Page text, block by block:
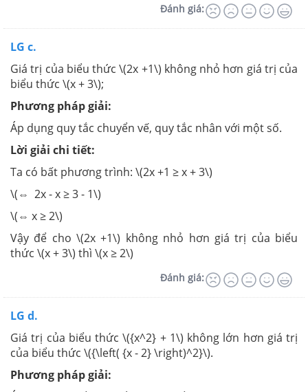
Đánh giá:
LG c.
Giá trị của biểu thức \(2x +1\) không nhỏ hơn giá trị của
biểu thức \(x + 3\);
Phương pháp giải:
Áp dụng quy tắc chuyển vế, quy tắc nhân với một số.
Lời giải chi tiết:
Ta có bất phương trình: \(2x +1 ≥ x + 3\)
\(⇔ 2x - x ≥ 3 - 1\)
\(⇔ x ≥ 2\)
Vậy để cho \(2x +1\) không nhỏ hơn giá trị của biểu
thức \(x + 3\) thì \(x ≥ 2\)
Đánh giá:
LG d.
Giá trị của biểu thức \({x^2} + 1\) không lớn hơn giá trị
của biểu thức \({\left( {x - 2} \right)^2}\).
Phương pháp giải: